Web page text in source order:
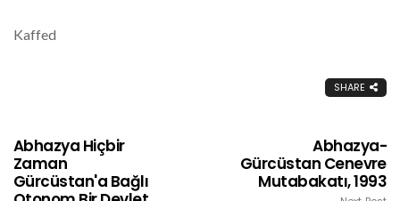
Kaffed
SHARE
Abhazya Hiçbir
Zaman
Gürcüstan'a Bağlı
Abhazya-
Gürcüstan Cenevre
Mutabakatı, 1993